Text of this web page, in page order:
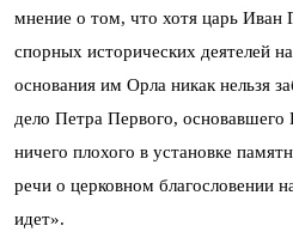
мнение о том, что хотя царь Иван
спорных исторических деятелей
основания им Орла никак нельзя
дело Петра Первого,
ничего плохого в установке
речи о церковном благословении
идет».